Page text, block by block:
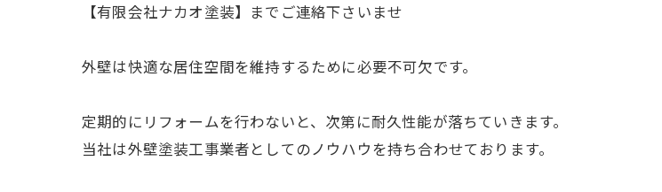
【有限会社ナカオ塗装】までご連絡下さいませ
外壁は快適な居住空間を維持するために必要不可欠です。
定期的にリフォームを行わないと、次第に耐久性能が落ちていきます。
当社は外壁塗装工事業者としてのノウハウを持ち合わせております。